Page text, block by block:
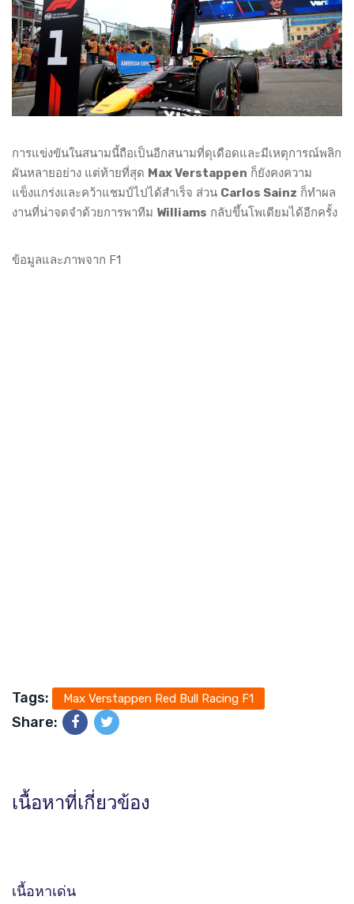
การแข่งขันในสนามนี้ถือเป็นอีกสนามที่ดุเดือดและมีเหตุการณ์พลิก
ผันหลายอย่าง แต่ท้ายที่สุด Max Verstappen ก็ยังคงความ
แข็งแกร่งและคว้าแชมป์ไปได้สำเร็จ ส่วน Carlos Sainz ก็ทำผล
งานที่น่าจดจำด้วยการพาทีม Williams กลับขึ้นโพเดียมได้อีกครั้ง
ข้อมูลและภาพจาก F1
Tags: Max Verstappen Red Bull Racing F1
Share:
เนื้อหาที่เกี่ยวข้อง
เนื้อหาเด่น